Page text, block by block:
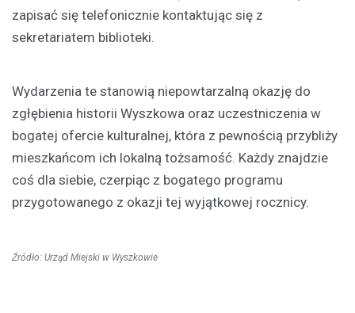
zapisać się telefonicznie kontaktując się z
sekretariatem biblioteki.
Wydarzenia te stanowią niepowtarzalną okazję do
zgłębienia historii Wyszkowa oraz uczestniczenia w
bogatej ofercie kulturalnej, która z pewnością przybliży
mieszkańcom ich lokalną tożsamość. Każdy znajdzie
coś dla siebie, czerpiąc z bogatego programu
przygotowanego z okazji tej wyjątkowej rocznicy.
Źródło: Urząd Miejski w Wyszkowie